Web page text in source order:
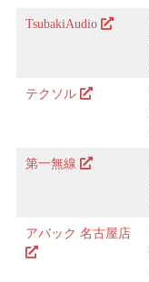
TsubakiAudio
テクソル
第一無線
アバック 名古屋店